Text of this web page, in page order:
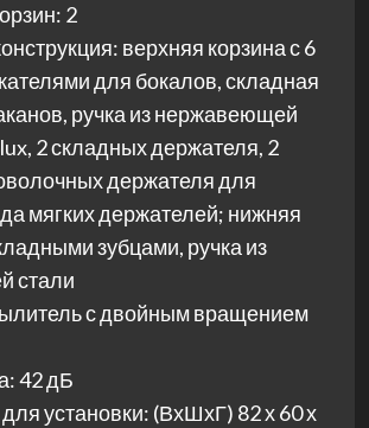
2
верхняя корзина с 6
для бокалов, складная
ручка из нержавеющей
2 складных держателя, 2
держателя для
мягких держателей; нижняя
зубцами, ручка из
стали
с двойным вращением
42 дБ
установки: (ВхШхГ) 82 х 60 х